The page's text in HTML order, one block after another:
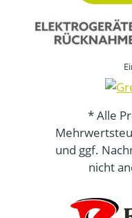
* Alle
und ggf.
nicht